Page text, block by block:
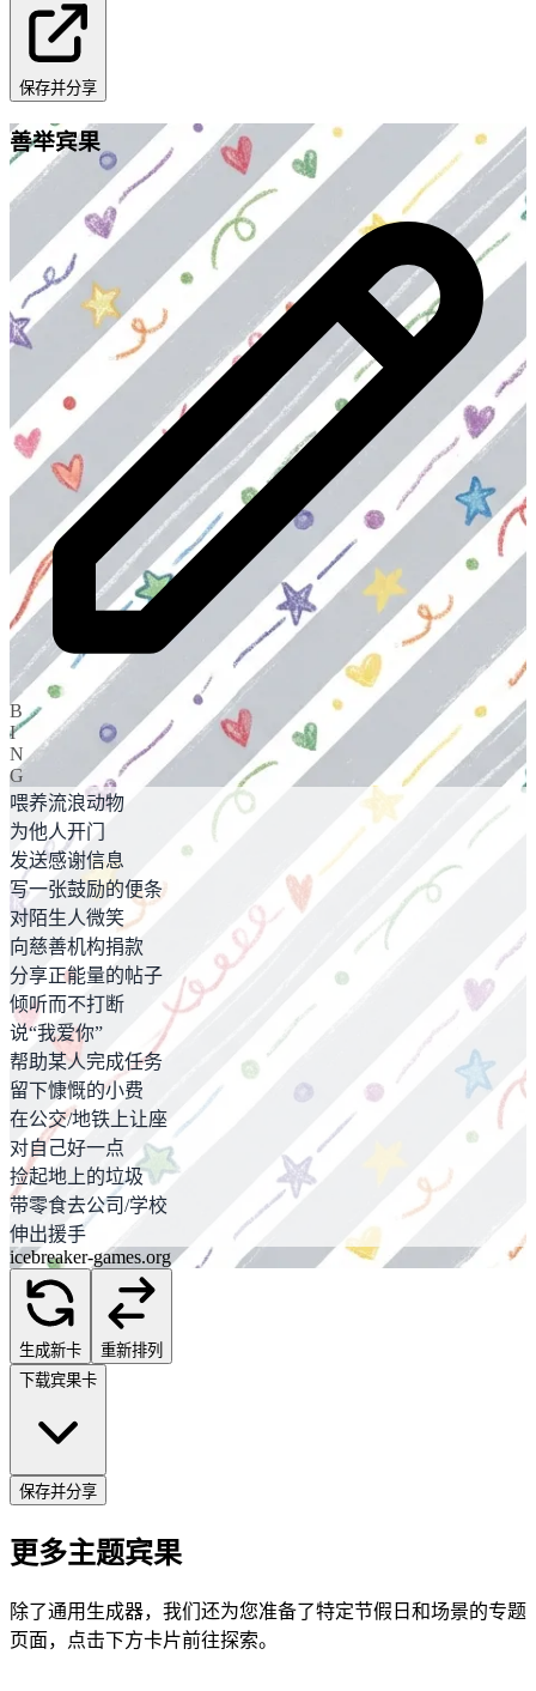
保存并分享
善举宾果
B
I
N
G
喂养流浪动物
为他人开门
发送感谢信息
写一张鼓励的便条
对陌生人微笑
向慈善机构捐款
分享正能量的帖子
倾听而不打断
说“我爱你”
帮助某人完成任务
留下慷慨的小费
在公交/地铁上让座
对自己好一点
捡起地上的垃圾
带零食去公司/学校
伸出援手
icebreaker-games.org
生成新卡
重新排列
下载宾果卡
保存并分享
更多主题宾果
除了通用生成器，我们还为您准备了特定节假日和场景的专题
页面，点击下方卡片前往探索。